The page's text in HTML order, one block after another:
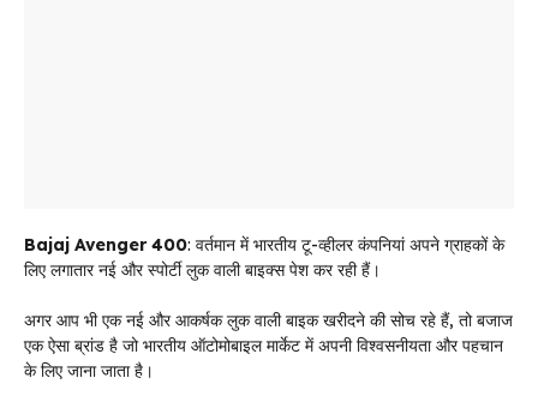
Bajaj Avenger 400: वर्तमान में भारतीय टू-व्हीलर कंपनियां अपने ग्राहकों के
लिए लगातार नई और स्पोर्टी लुक वाली बाइक्स पेश कर रही हैं।
अगर आप भी एक नई और आकर्षक लुक वाली बाइक खरीदने की सोच रहे हैं, तो बजाज
एक ऐसा ब्रांड है जो भारतीय ऑटोमोबाइल मार्केट में अपनी विश्वसनीयता और पहचान
के लिए जाना जाता है।